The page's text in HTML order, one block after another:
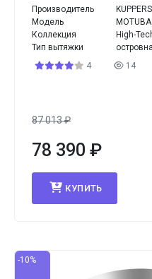
Производитель
Модель
Коллекция
High-
Тип вытяжки
4
14
87 013₽
78 390 ₽
КУПИТЬ
-10%